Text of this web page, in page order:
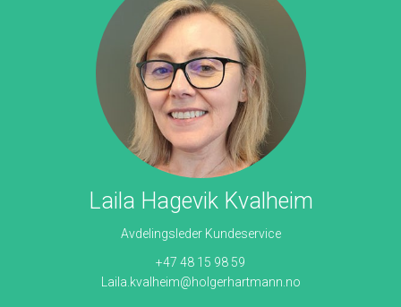
Laila Hagevik Kvalheim
Avdelingsleder Kundeservice
+47 48 15 98 59
Laila.kvalheim@holgerhartmann.no